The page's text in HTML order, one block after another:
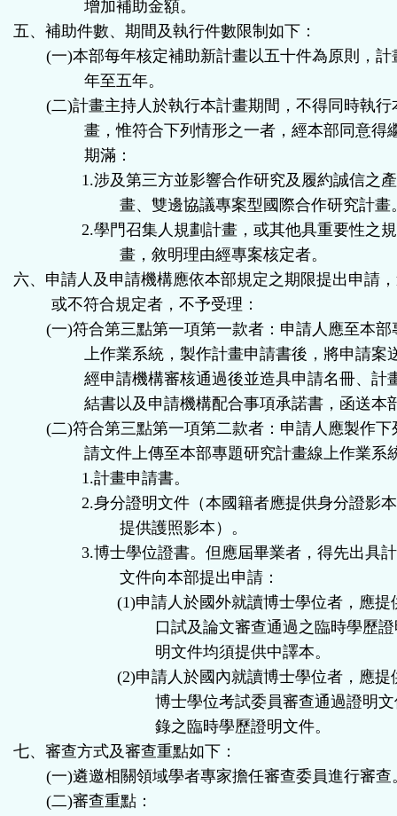
增加補助金額。
五、補助件數、期間及執行件數限制如下：
(一)本部每年核定補助新計畫以五十件為原則，
年至五年。
(二)計畫主持人於執行本計畫期間，不得同時執
畫，惟符合下列情形之一者，經本部同意得
期滿：
1.涉及第三方並影響合作研究及履約誠信之
畫、雙邊協議專案型國際合作研究計畫
2.學門召集人規劃計畫，或其他具重要性之
畫，敘明理由經專案核定者。
六、申請人及申請機構應依本部規定之期限提出申請
或不符合規定者，不予受理：
(一)符合第三點第一項第一款者：申請人應至本
上作業系統，製作計畫申請書後，將申請案
經申請機構審核通過後並造具申請名冊、計
結書以及申請機構配合事項承諾書，函送本
(二)符合第三點第一項第二款者：申請人應製作
請文件上傳至本部專題研究計畫線上作業系
1.計畫申請書。
2.身分證明文件（本國籍者應提供身分證影
提供護照影本）。
3.博士學位證書。但應屆畢業者，得先出具
文件向本部提出申請：
(1)申請人於國外就讀博士學位者，應提
口試及論文審查通過之臨時學歷
明文件均須提供中譯本。
(2)申請人於國內就讀博士學位者，應提
博士學位考試委員審查通過證明
錄之臨時學歷證明文件。
七、審查方式及審查重點如下：
(一)遴邀相關領域學者專家擔任審查委員進行審查
(二)審查重點：